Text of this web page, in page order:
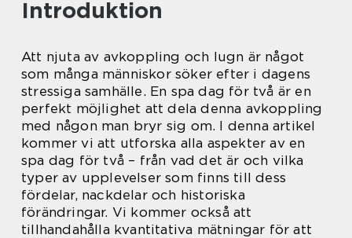
Introduktion
Att njuta av avkoppling och lugn är något
som många människor söker efter i dagens
stressiga samhälle. En spa dag för två är en
perfekt möjlighet att dela denna avkoppling
med någon man bryr sig om. I denna artikel
kommer vi att utforska alla aspekter av en
spa dag för två – från vad det är och vilka
typer av upplevelser som finns till dess
fördelar, nackdelar och historiska
förändringar. Vi kommer också att
tillhandahålla kvantitativa mätningar för att